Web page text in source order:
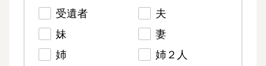
受遺者
夫
妹
妻
姉
姉２人